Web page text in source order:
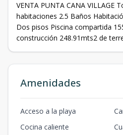
VENTA PUNTA CANA VILLAGE
habitaciones 2.5 Baños
Dos pisos Piscina compartida
construcción 248.91mts2 de
Amenidades
Acceso a la playa
Cocina caliente